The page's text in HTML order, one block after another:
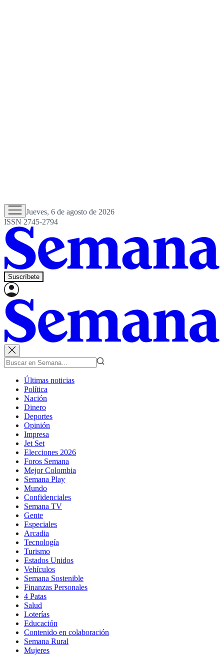
Jueves, 6 de agosto de 2026
ISSN 2745-2794
Suscríbete
Últimas noticias
Política
Nación
Dinero
Deportes
Opinión
Impresa
Jet Set
Elecciones 2026
Foros Semana
Mejor Colombia
Semana Play
Mundo
Confidenciales
Semana TV
Gente
Especiales
Arcadia
Tecnología
Turismo
Estados Unidos
Vehículos
Semana Sostenible
Finanzas Personales
4 Patas
Salud
Loterías
Educación
Contenido en colaboración
Semana Rural
Mujeres